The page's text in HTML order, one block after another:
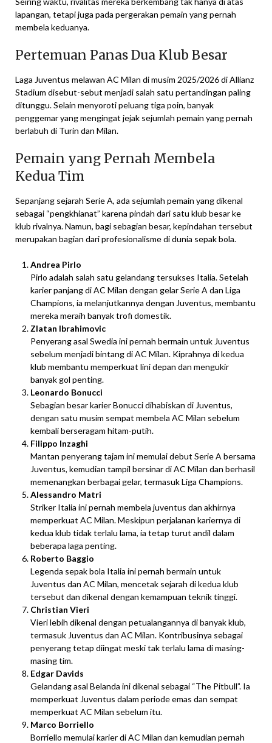
lapangan, tetapi juga pada pergerakan pemain yang pernah
membela keduanya.
Pertemuan Panas Dua Klub Besar
Laga Juventus melawan AC Milan di musim 2025/2026 di Allianz
Stadium disebut-sebut menjadi salah satu pertandingan paling
ditunggu. Selain menyoroti peluang tiga poin, banyak
penggemar yang mengingat jejak sejumlah pemain yang pernah
berlabuh di Turin dan Milan.
Pemain yang Pernah Membela
Kedua Tim
Sepanjang sejarah Serie A, ada sejumlah pemain yang dikenal
sebagai “pengkhianat” karena pindah dari satu klub besar ke
klub rivalnya. Namun, bagi sebagian besar, kepindahan tersebut
merupakan bagian dari profesionalisme di dunia sepak bola.
Andrea Pirlo
Pirlo adalah salah satu gelandang tersukses Italia. Setelah
karier panjang di AC Milan dengan gelar Serie A dan Liga
Champions, ia melanjutkannya dengan Juventus, membantu
mereka meraih banyak trofi domestik.
Zlatan Ibrahimovic
Penyerang asal Swedia ini pernah bermain untuk Juventus
sebelum menjadi bintang di AC Milan. Kiprahnya di kedua
klub membantu memperkuat lini depan dan mengukir
banyak gol penting.
Leonardo Bonucci
Sebagian besar karier Bonucci dihabiskan di Juventus,
dengan satu musim sempat membela AC Milan sebelum
kembali berseragam hitam-putih.
Filippo Inzaghi
Mantan penyerang tajam ini memulai debut Serie A bersama
Juventus, kemudian tampil bersinar di AC Milan dan berhasil
memenangkan berbagai gelar, termasuk Liga Champions.
Alessandro Matri
Striker Italia ini pernah membela juventus dan akhirnya
memperkuat AC Milan. Meskipun perjalanan kariernya di
kedua klub tidak terlalu lama, ia tetap turut andil dalam
beberapa laga penting.
Roberto Baggio
Legenda sepak bola Italia ini pernah bermain untuk
Juventus dan AC Milan, mencetak sejarah di kedua klub
tersebut dan dikenal dengan kemampuan teknik tinggi.
Christian Vieri
Vieri lebih dikenal dengan petualangannya di banyak klub,
termasuk Juventus dan AC Milan. Kontribusinya sebagai
penyerang tetap diingat meski tak terlalu lama di masing-
masing tim.
Edgar Davids
Gelandang asal Belanda ini dikenal sebagai “The Pitbull”. Ia
memperkuat Juventus dalam periode emas dan sempat
memperkuat AC Milan sebelum itu.
Marco Borriello
Borriello memulai karier di AC Milan dan kemudian pernah